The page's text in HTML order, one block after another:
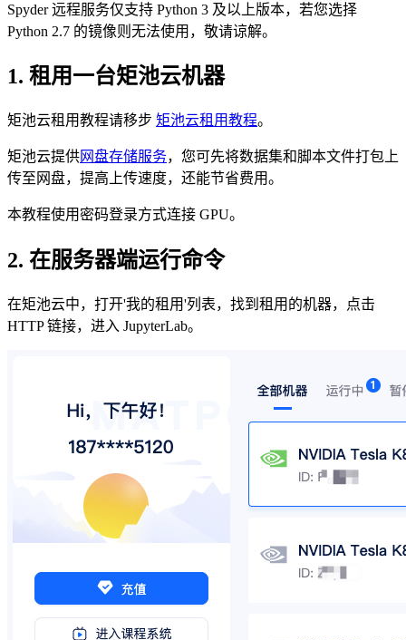
Spyder 远程服务仅支持 Python 3 及以上版本，若您选择
Python 2.7 的镜像则无法使用，敬请谅解。
1. 租用一台矩池云机器
矩池云租用教程请移步 矩池云租用教程。
矩池云提供网盘存储服务，您可先将数据集和脚本文件打包上
传至网盘，提高上传速度，还能节省费用。
本教程使用密码登录方式连接 GPU。
2. 在服务器端运行命令
在矩池云中，打开'我的租用'列表，找到租用的机器，点击
HTTP 链接，进入 JupyterLab。